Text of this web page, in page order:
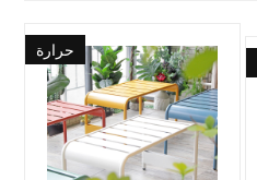
حرارة